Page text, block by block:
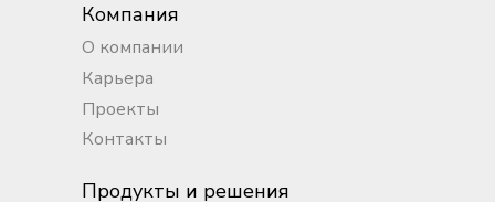
Компания
О компании
Карьера
Проекты
Контакты
Продукты и решения